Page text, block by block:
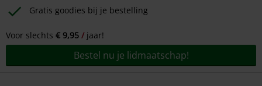
Gratis goodies bij je bestelling
Voor slechts € 9,95 jaar!
Bestel nu je lidmaatschap!